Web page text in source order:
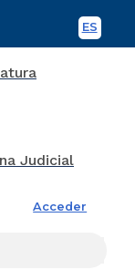
ES
Acceder